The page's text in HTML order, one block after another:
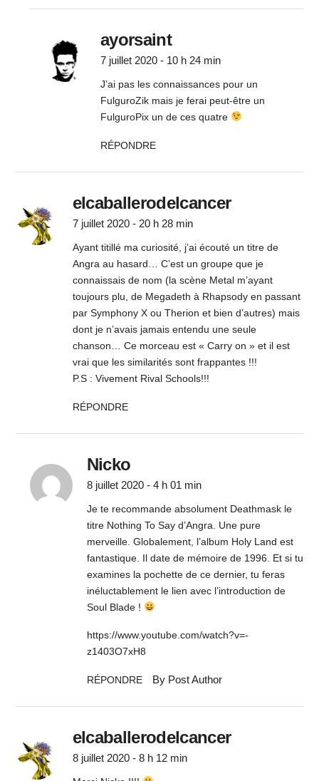
ayorsaint
7 juillet 2020 - 10 h 24 min
J’ai pas les connaissances pour un
FulguroZik mais je ferai peut-être un
FulguroPix un de ces quatre
RÉPONDRE
elcaballerodelcancer
7 juillet 2020 - 20 h 28 min
Ayant titillé ma curiosité, j’ai écouté un titre de
Angra au hasard… C’est un groupe que je
connaissais de nom (la scène Metal m’ayant
toujours plu, de Megadeth à Rhapsody en passant
par Symphony X ou Therion et bien d’autres) mais
dont je n’avais jamais entendu une seule
chanson… Ce morceau est « Carry on » et il est
vrai que les similarités sont frappantes !!!
P.S : Vivement Rival Schools!!!
RÉPONDRE
Nicko
8 juillet 2020 - 4 h 01 min
Je te recommande absolument Deathmask le
titre Nothing To Say d’Angra. Une pure
merveille. Globalement, l’album Holy Land est
fantastique. Il date de mémoire de 1996. Et si tu
examines la pochette de ce dernier, tu feras
inéluctablement le lien avec l’introduction de
Soul Blade !
https://www.youtube.com/watch?v=-
z1403O7xH8
RÉPONDRE By Post Author
elcaballerodelcancer
8 juillet 2020 - 8 h 12 min